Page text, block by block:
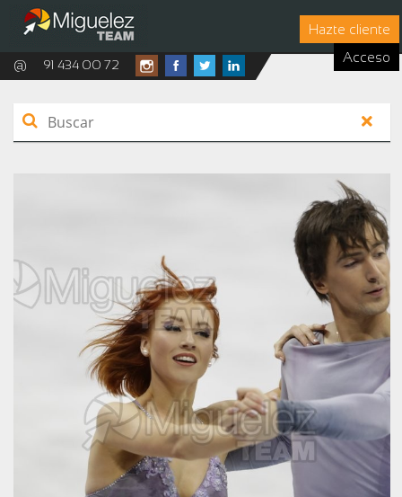
Hazte cliente
Acceso
@ 91 434 00 72